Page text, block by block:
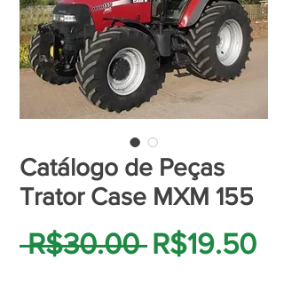
Catálogo de Peças
Trator Case MXM 155
R$30.00 Regular
R$19.50